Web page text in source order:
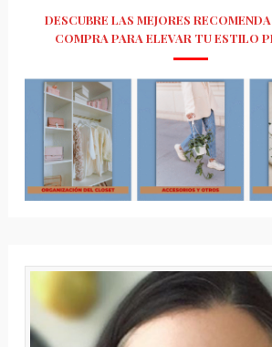
DESCUBRE LAS MEJORES
COMPRA PARA ELEVAR TU ESTILO